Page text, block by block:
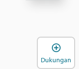
Dukungan